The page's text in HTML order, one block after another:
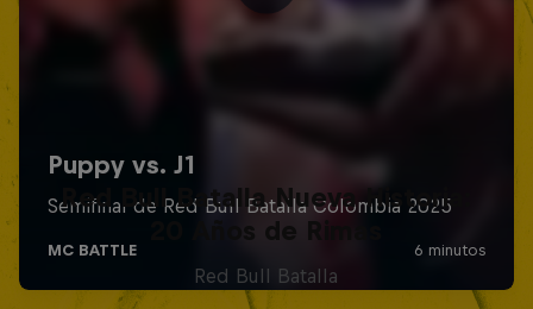
Red Bull Batalla Nueva Historia:
20 Años de Rimas
Red Bull Batalla